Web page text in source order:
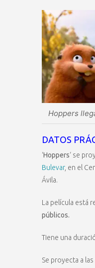
Hoppers
DATOS
‘Hoppers‘ se
Bulevar, en el
Ávila.
La película está
públicos.
Tiene una
Se proyecta a las